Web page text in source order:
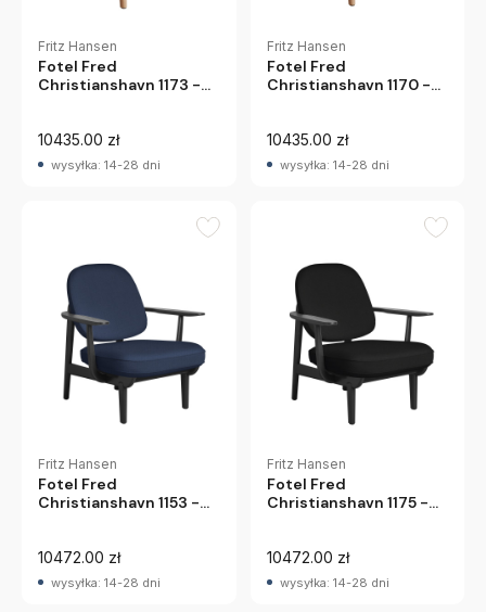
Fritz Hansen
Fotel Fred
Christianshavn 1173 -
10435.00 zł
wysyłka: 14-28 dni
Fritz Hansen
Fotel Fred
Christianshavn 1170 -
10435.00 zł
wysyłka: 14-28 dni
Fritz Hansen
Fotel Fred
Christianshavn 1153 -
10472.00 zł
wysyłka: 14-28 dni
Fritz Hansen
Fotel Fred
Christianshavn 1175 -
10472.00 zł
wysyłka: 14-28 dni